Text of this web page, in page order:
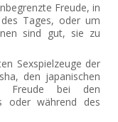
Freude, in
Tages, oder um
sind gut, sie zu
Sexspielzeuge der
den japanischen
Freude bei den
oder während des